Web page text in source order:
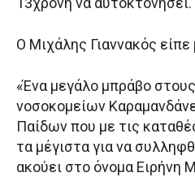
Ο Μιχάλης Γιαννακός
«Ένα μεγάλο μπράβο
νοσοκομείων
Παίδων που με τις
τα μέγιστα για να
ακούει στο όνομα Ειρήνη